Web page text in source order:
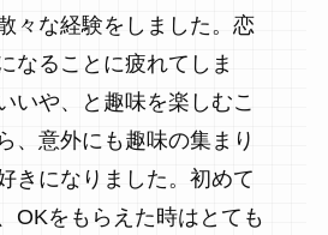
々な経験をしました。恋
なることに疲れてしま
いや、と趣味を楽しむこ
、意外にも趣味の集まり
きになりました。初めて
OKをもらえた時はとても